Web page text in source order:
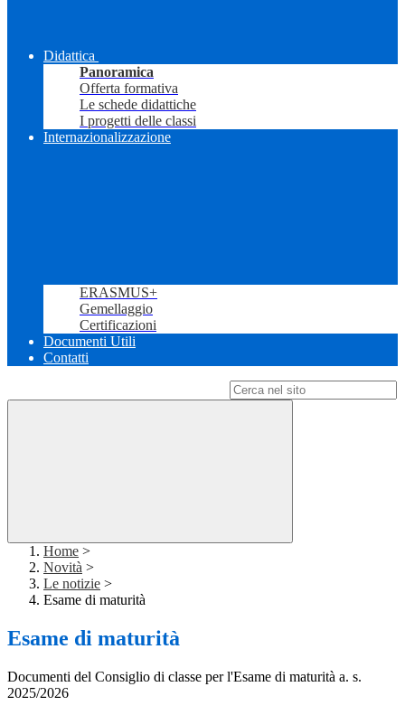
Didattica
Panoramica
Offerta formativa
Le schede didattiche
I progetti delle classi
Internazionalizzazione
ERASMUS+
Gemellaggio
Certificazioni
Documenti Utili
Contatti
Home >
Novità >
Le notizie >
Esame di maturità
Esame di maturità
Documenti del Consiglio di classe per l'Esame di maturità a. s.
2025/2026